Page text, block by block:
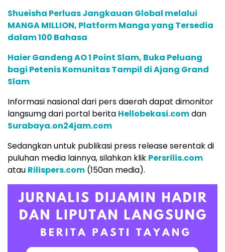
Shueisha Perluas Jangkauan Global melalui
MANGA MILLION, Platform Manga yang Tersedia
dalam 100 Bahasa
Haier Gandeng AO 1 Point Slam, Buka Peluang
bagi Petenis Komunitas Tampil di Ajang Grand
Slam
Informasi nasional dari pers daerah dapat dimonitor
langsumg dari portal berita Hellobekasi.comdan
Surabaya.on24jam.com
Sedangkan untuk publikasi press release serentak di
puluhan media lainnya, silahkan klik Persrilis.com
atau Rilispers.com (150an media).